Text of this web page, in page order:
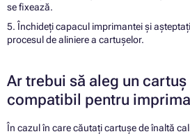
se fixează.
5. Închideți capacul imprimantei și
procesul de aliniere a cartușelor.
Ar trebui să aleg un
compatibil pentru
În cazul în care căutați cartușe de înaltă